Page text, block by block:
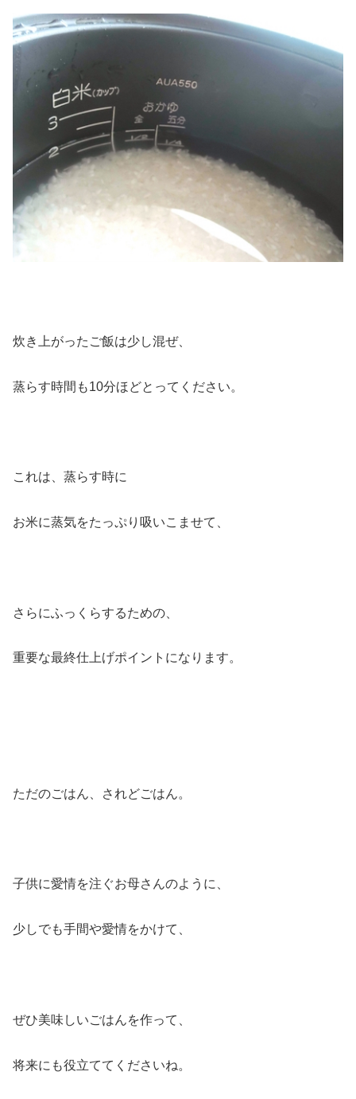
炊き上がったご飯は少し混ぜ、
蒸らす時間も10分ほどとってください。
これは、蒸らす時に
お米に蒸気をたっぷり吸いこませて、
さらにふっくらするための、
重要な最終仕上げポイントになります。
ただのごはん、されどごはん。
子供に愛情を注ぐお母さんのように、
少しでも手間や愛情をかけて、
ぜひ美味しいごはんを作って、
将来にも役立ててくださいね。